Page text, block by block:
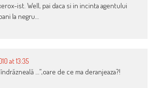
ist. Well, pai daca si in incinta agentului
la negru…
at 13:35
…”,oare de ce ma deranjeaza?!